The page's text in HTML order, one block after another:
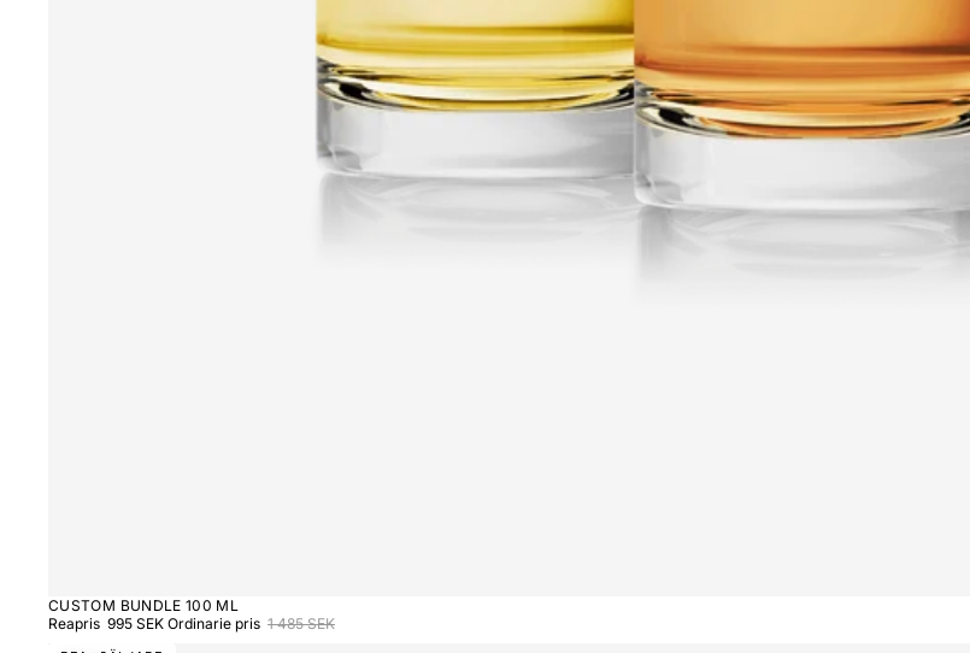
CUSTOM BUNDLE 100 ML
Reapris 995 SEK Ordinarie pris 1 485 SEK